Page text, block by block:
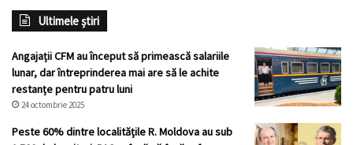
Ultimele știri
Angajații CFM au început să primească salariile
lunar, dar întreprinderea mai are să le achite
restanțe pentru patru luni
24 octombrie 2025
Peste 60% dintre localitățile R. Moldova au sub